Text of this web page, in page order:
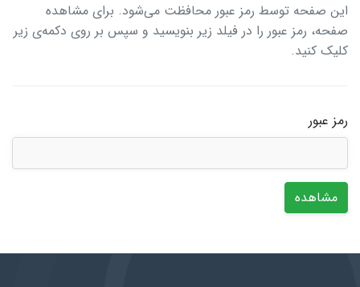
این صفحه توسط رمز عبور محافظت می‌شود. برای مشاهده
صفحه، رمز عبور را در فیلد زیر بنویسید و سپس بر روی دکمه‌ی زیر
کلیک کنید.
رمز عبور
مشاهده